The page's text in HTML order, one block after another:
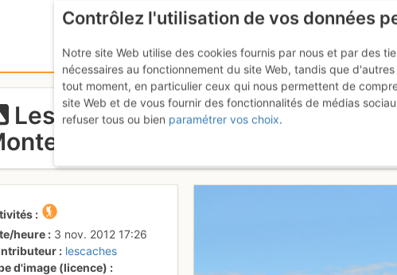
Les Aiguilles de Chamonix
la Mer de Glace,
heure
3 nov. 2012 17:26
lescaches
d'image (licence)
Contrôlez l'utilisation de vos données
Notre site Web utilise des cookies fournis par nous et par des
nécessaires au fonctionnement du site Web, tandis que
tout moment, en particulier ceux qui nous permettent de
site Web et de vous fournir des fonctionnalités de médias
refuser tous ou bien paramétrer vos choix.